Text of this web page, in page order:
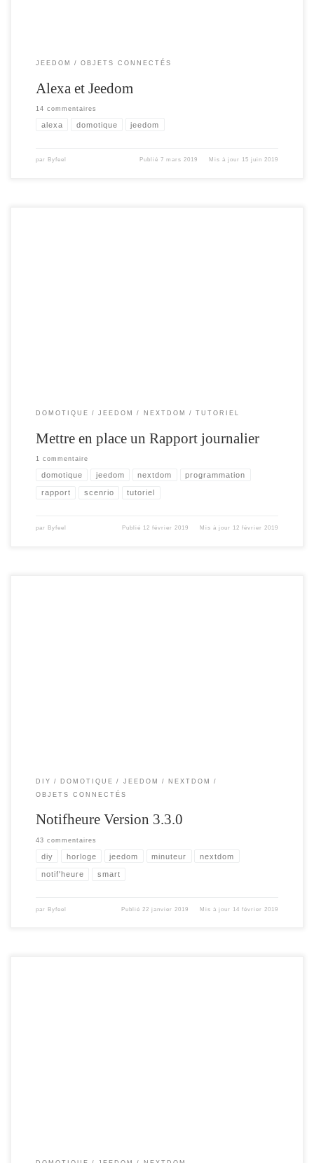
JEEDOM OBJETS CONNECTÉS
Alexa et Jeedom
14 commentaires
alexa domotique jeedom
par Byfeel Publié7 mars 2019 Mis à jour 15 juin 2019
DOMOTIQUE JEEDOM NEXTDOM TUTORIEL
Mettre en place un Rapport journalier
1 commentaire
domotique jeedom nextdom programmation
rapport scenrio tutoriel
par Byfeel Publié 12 février 2019 Mis à jour 12 février 2019
DIY DOMOTIQUE JEEDOM
NEXTDOM
OBJETS CONNECTÉS
Notifheure Version 3.3.0
43 commentaires
diy horloge jeedom minuteur nextdom
notif'heure smart
par Byfeel Publié22 janvier 2019 Mis à jour 14 février 2019